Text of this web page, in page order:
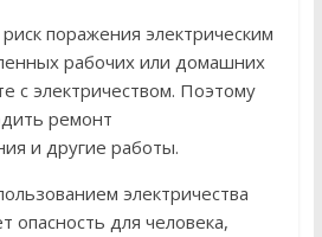
поражения электрическим
рабочих или домашних
с электричеством. Поэтому
ремонт
и другие работы.
электричества
опасность для человека,